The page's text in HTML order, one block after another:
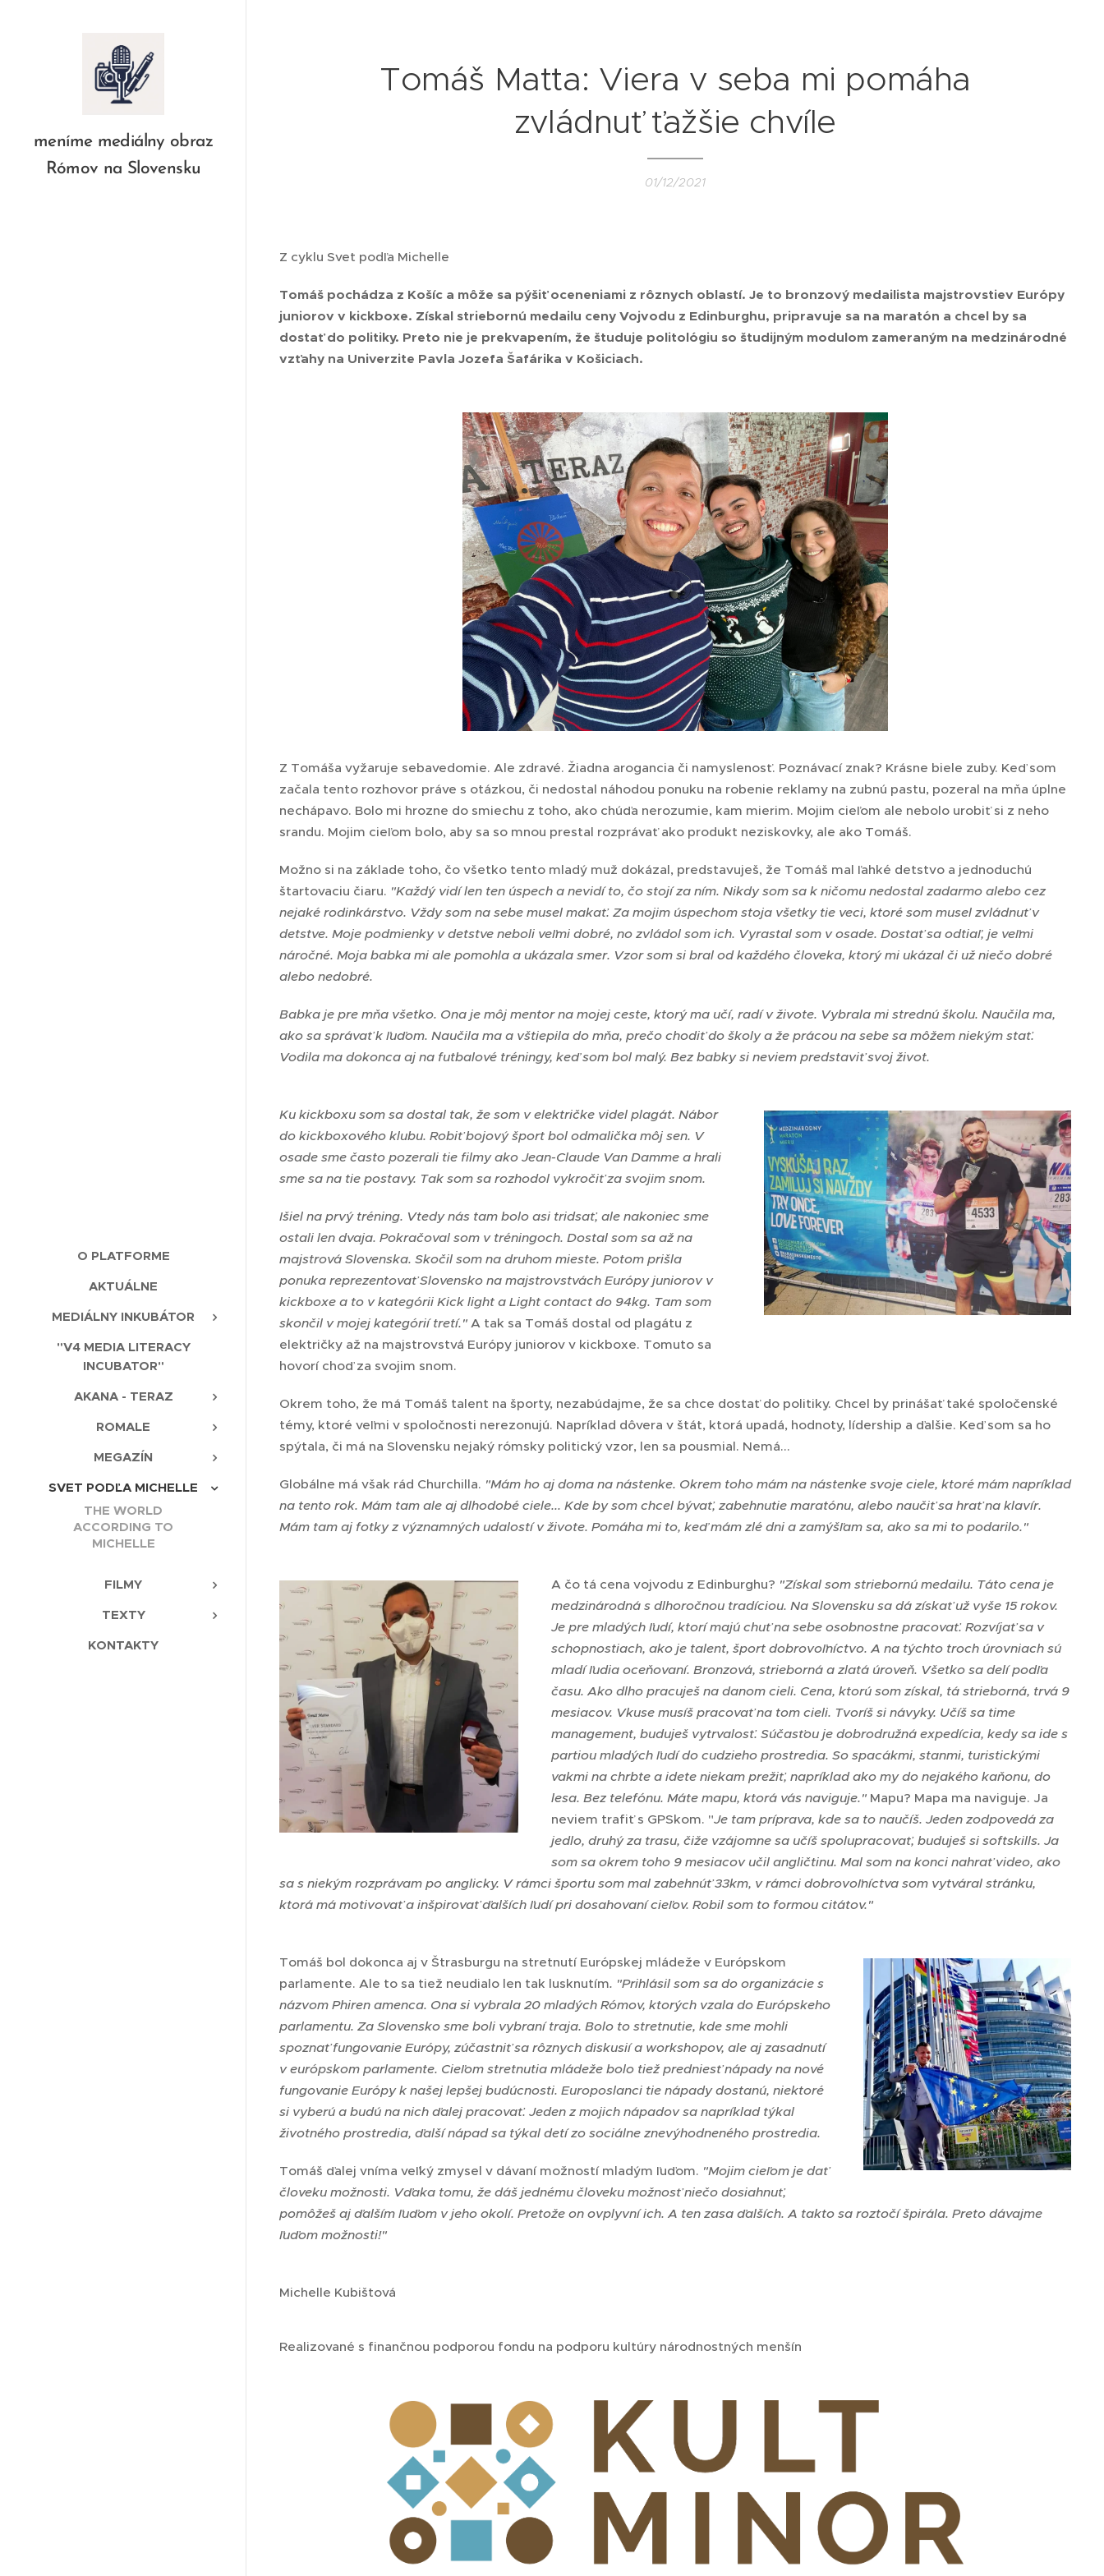
meníme mediálny obraz
Rómov na Slovensku
O PLATFORME
AKTUÁLNE
MEDIÁLNY INKUBÁTOR
"V4 MEDIA LITERACY
INCUBATOR"
AKANA - TERAZ
ROMALE
MEGAZÍN
SVET PODĽA MICHELLE
THE WORLD
ACCORDING TO
MICHELLE
FILMY
TEXTY
KONTAKTY
Tomáš Matta: Viera v seba mi pomáha
zvládnuť ťažšie chvíle
01/12/2021
Z cyklu Svet podľa Michelle
Tomáš pochádza z Košíc a môže sa pýšiť oceneniami z rôznych oblastí. Je to bronzový medailista majstrovstiev Európy
juniorov v kickboxe. Získal striebornú medailu ceny Vojvodu z Edinburghu, pripravuje sa na maratón a chcel by sa
dostať do politiky. Preto nie je prekvapením, že študuje politológiu so študijným modulom zameraným na medzinárodné
vzťahy na Univerzite Pavla Jozefa Šafárika v Košiciach.
Z Tomáša vyžaruje sebavedomie. Ale zdravé. Žiadna arogancia či namyslenosť. Poznávací znak? Krásne biele zuby. Keď som
začala tento rozhovor práve s otázkou, či nedostal náhodou ponuku na robenie reklamy na zubnú pastu, pozeral na mňa úplne
nechápavo. Bolo mi hrozne do smiechu z toho, ako chúďa nerozumie, kam mierim. Mojim cieľom ale nebolo urobiť si z neho
srandu. Mojim cieľom bolo, aby sa so mnou prestal rozprávať ako produkt neziskovky, ale ako Tomáš.
Možno si na základe toho, čo všetko tento mladý muž dokázal, predstavuješ, že Tomáš mal ľahké detstvo a jednoduchú
štartovaciu čiaru. "Každý vidí len ten úspech a nevidí to, čo stojí za ním. Nikdy som sa k ničomu nedostal zadarmo alebo cez
nejaké rodinkárstvo. Vždy som na sebe musel makať. Za mojim úspechom stoja všetky tie veci, ktoré som musel zvládnuť v
detstve. Moje podmienky v detstve neboli veľmi dobré, no zvládol som ich. Vyrastal som v osade. Dostať sa odtiaľ, je veľmi
náročné. Moja babka mi ale pomohla a ukázala smer. Vzor som si bral od každého človeka, ktorý mi ukázal či už niečo dobré
alebo nedobré.
Babka je pre mňa všetko. Ona je môj mentor na mojej ceste, ktorý ma učí, radí v živote. Vybrala mi strednú školu. Naučila ma,
ako sa správať k ľuďom. Naučila ma a vštiepila do mňa, prečo chodiť do školy a že prácou na sebe sa môžem niekým stať.
Vodila ma dokonca aj na futbalové tréningy, keď som bol malý. Bez babky si neviem predstaviť svoj život.
Ku kickboxu som sa dostal tak, že som v električke videl plagát. Nábor
do kickboxového klubu. Robiť bojový šport bol odmalička môj sen. V
osade sme často pozerali tie filmy ako Jean-Claude Van Damme a hrali
sme sa na tie postavy. Tak som sa rozhodol vykročiť za svojim snom.
Išiel na prvý tréning. Vtedy nás tam bolo asi tridsať, ale nakoniec sme
ostali len dvaja. Pokračoval som v tréningoch. Dostal som sa až na
majstrová Slovenska. Skočil som na druhom mieste. Potom prišla
ponuka reprezentovať Slovensko na majstrovstvách Európy juniorov v
kickboxe a to v kategórii Kick light a Light contact do 94kg. Tam som
skončil v mojej kategórií tretí." A tak sa Tomáš dostal od plagátu z
električky až na majstrovstvá Európy juniorov v kickboxe. Tomuto sa
hovorí choď za svojim snom.
Okrem toho, že má Tomáš talent na športy, nezabúdajme, že sa chce dostať do politiky. Chcel by prinášať také spoločenské
témy, ktoré veľmi v spoločnosti nerezonujú. Napríklad dôvera v štát, ktorá upadá, hodnoty, lídership a ďalšie. Keď som sa ho
spýtala, či má na Slovensku nejaký rómsky politický vzor, len sa pousmial. Nemá...
Globálne má však rád Churchilla. "Mám ho aj doma na nástenke. Okrem toho mám na nástenke svoje ciele, ktoré mám napríklad
na tento rok. Mám tam ale aj dlhodobé ciele... Kde by som chcel bývať, zabehnutie maratónu, alebo naučiť sa hrať na klavír.
Mám tam aj fotky z významných udalostí v živote. Pomáha mi to, keď mám zlé dni a zamýšľam sa, ako sa mi to podarilo."
A čo tá cena vojvodu z Edinburghu? "Získal som striebornú medailu. Táto cena je
medzinárodná s dlhoročnou tradíciou. Na Slovensku sa dá získať už vyše 15 rokov.
Je pre mladých ľudí, ktorí majú chuť na sebe osobnostne pracovať. Rozvíjať sa v
schopnostiach, ako je talent, šport dobrovoľníctvo. A na týchto troch úrovniach sú
mladí ľudia oceňovaní. Bronzová, strieborná a zlatá úroveň. Všetko sa delí podľa
času. Ako dlho pracuješ na danom cieli. Cena, ktorú som získal, tá strieborná, trvá 9
mesiacov. Vkuse musíš pracovať na tom cieli. Tvoríš si návyky. Učíš sa time
management, buduješ vytrvalosť. Súčasťou je dobrodružná expedícia, kedy sa ide s
partiou mladých ľudí do cudzieho prostredia. So spacákmi, stanmi, turistickými
vakmi na chrbte a idete niekam prežiť, napríklad ako my do nejakého kaňonu, do
lesa. Bez telefónu. Máte mapu, ktorá vás naviguje." Mapu? Mapa ma naviguje. Ja
neviem trafiť s GPSkom. "Je tam príprava, kde sa to naučíš. Jeden zodpovedá za
jedlo, druhý za trasu, čiže vzájomne sa učíš spolupracovať, buduješ si softskills. Ja
som sa okrem toho 9 mesiacov učil angličtinu. Mal som na konci nahrať video, ako
sa s niekým rozprávam po anglicky. V rámci športu som mal zabehnúť 33km, v rámci dobrovoľníctva som vytváral stránku,
ktorá má motivovať a inšpirovať ďalších ľudí pri dosahovaní cieľov. Robil som to formou citátov."
Tomáš bol dokonca aj v Štrasburgu na stretnutí Európskej mládeže v Európskom
parlamente. Ale to sa tiež neudialo len tak lusknutím. "Prihlásil som sa do organizácie s
názvom Phiren amenca. Ona si vybrala 20 mladých Rómov, ktorých vzala do Európskeho
parlamentu. Za Slovensko sme boli vybraní traja. Bolo to stretnutie, kde sme mohli
spoznať fungovanie Európy, zúčastniť sa rôznych diskusií a workshopov, ale aj zasadnutí
v európskom parlamente. Cieľom stretnutia mládeže bolo tiež predniesť nápady na nové
fungovanie Európy k našej lepšej budúcnosti. Europoslanci tie nápady dostanú, niektoré
si vyberú a budú na nich ďalej pracovať. Jeden z mojich nápadov sa napríklad týkal
životného prostredia, ďalší nápad sa týkal detí zo sociálne znevýhodneného prostredia.
Tomáš ďalej vníma veľký zmysel v dávaní možností mladým ľuďom. "Mojim cieľom je dať
človeku možnosti. Vďaka tomu, že dáš jednému človeku možnosť niečo dosiahnuť,
pomôžeš aj ďalším ľuďom v jeho okolí. Pretože on ovplyvní ich. A ten zasa ďalších. A takto sa roztočí špirála. Preto dávajme
ľuďom možnosti!"
Michelle Kubištová
Realizované s finančnou podporou fondu na podporu kultúry národnostných menšín